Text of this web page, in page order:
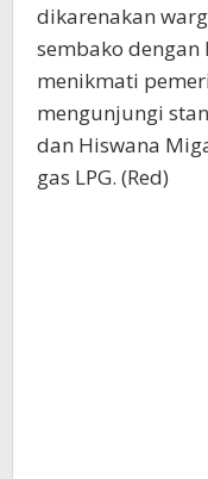
dikarenakan
sembako
menikmati
mengunjungi
dan Hiswana
gas LPG. (Red)